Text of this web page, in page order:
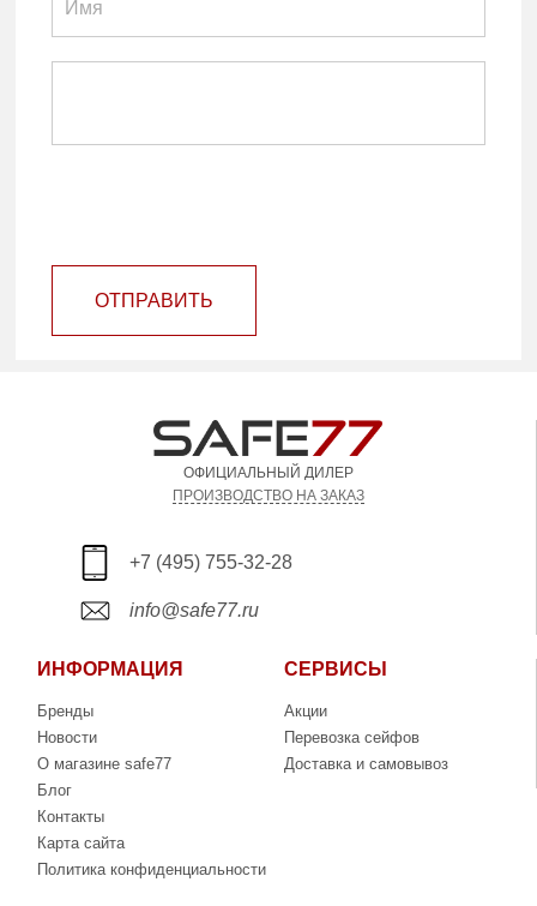
ОТПРАВИТЬ
ОФИЦИАЛЬНЫЙ ДИЛЕР
ПРОИЗВОДСТВО НА ЗАКАЗ
+7 (495) 755-32-28
info@safe77.ru
ИНФОРМАЦИЯ
Бренды
Новости
О магазине safe77
Блог
Контакты
Карта сайта
Политика конфиденциальности
СЕРВИСЫ
Акции
Перевозка сейфов
Доставка и самовывоз